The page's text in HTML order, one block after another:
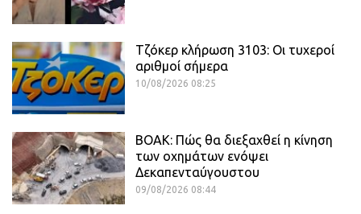
Τζόκερ κλήρωση 3103: Οι τυχεροί
αριθμοί σήμερα
10/08/2026 08:25
ΒΟΑΚ: Πώς θα διεξαχθεί η κίνηση
των οχημάτων ενόψει
Δεκαπενταύγουστου
09/08/2026 08:44